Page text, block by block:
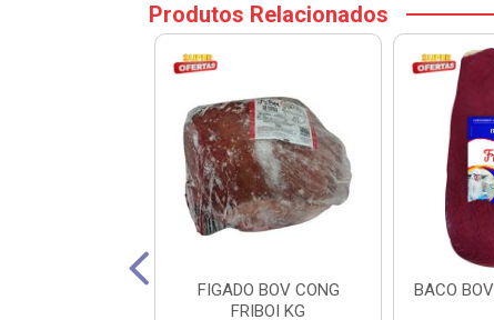
Produtos Relacionados
FIGADO BOV CONG
FRIBOI KG
BACO